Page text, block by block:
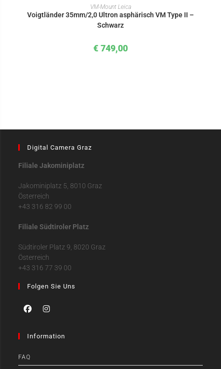
IN DEN WARENKORB
VM-Mount Leica
Voigtländer 35mm/2,0 Ultron asphärisch VM Type II –
Schwarz
€ 749,00
Digital Camera Graz
Filiale Jakominiplatz
Jakominiplatz 5, 8010 Graz
Österreich
+43 316 82 99 00
Filiale Südtiroler Platz
Südtiroler Platz 9, 8020 Graz
Österreich
+43 316 77 39 00
Folgen Sie Uns
Information
FAQ